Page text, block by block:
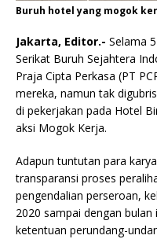
Buruh hotel yang mogok
Jakarta, Editor.- Selama
Serikat Buruh Sejahtera
Praja Cipta Perkasa (PT
mereka, namun tak
di pekerjakan pada Hotel
aksi Mogok Kerja.
Adapun tuntutan para
transparansi proses
pengendalian perseroan,
2020 sampai dengan
ketentuan perundang-